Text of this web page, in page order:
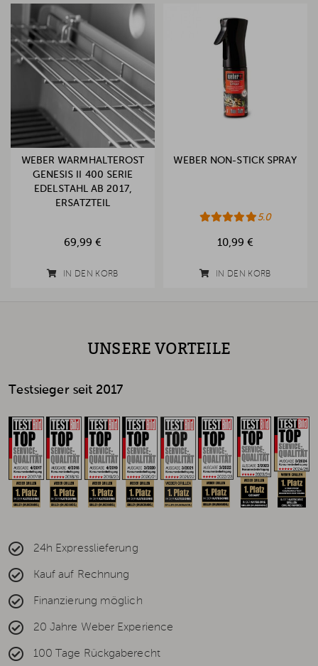
WEBER WARMHALTEROST
GENESIS II 400 SERIE
EDELSTAHL AB 2017,
ERSATZTEIL
69,99 €
IN DEN KORB
WEBER NON-STICK SPRAY
5.0
10,99 €
IN DEN KORB
UNSERE VORTEILE
Testsieger seit 2017
24h Expresslieferung
Kauf auf Rechnung
Finanzierung möglich
20 Jahre Weber Experience
100 Tage Rückgaberecht